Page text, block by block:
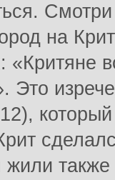
на
«Критяне
Это